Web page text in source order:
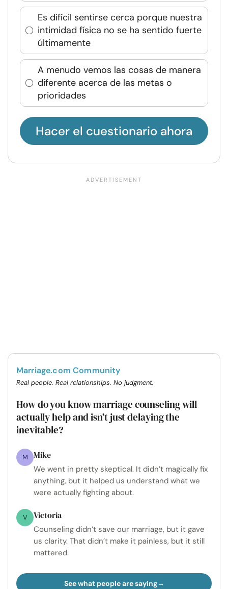
Es difícil sentirse cerca porque nuestra
intimidad física no se ha sentido fuerte
últimamente
A menudo vemos las cosas de manera
diferente acerca de las metas o
prioridades
Hacer el cuestionario ahora
Marriage.com Community
Real people. Real relationships. No judgment.
How do you know marriage counseling will
actually help and isn’t just delaying the
inevitable?
M Mike
We went in pretty skeptical. It didn’t magically fix
anything, but it helped us understand what we
were actually fighting about.
V Victoria
Counseling didn’t save our marriage, but it gave
us clarity. That didn’t make it painless, but it still
mattered.
See what people are saying